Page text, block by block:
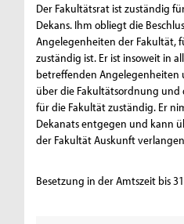
Der Fakultätsrat ist zuständig
Dekans. Ihm obliegt die
Angelegenheiten der Fakultät,
zuständig ist. Er ist insoweit in
betreffenden Angelegenheiten
über die Fakultätsordnung und
für die Fakultät zuständig. Er
Dekanats entgegen und kann
der Fakultät Auskunft
Besetzung in der Amtszeit bis